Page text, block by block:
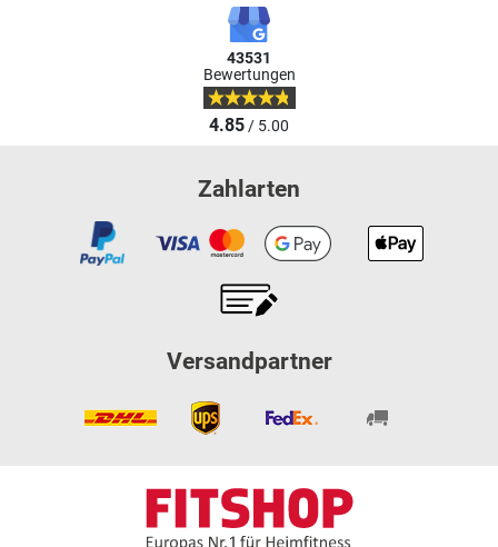
43531
Bewertungen
4.85/ 5.00
Zahlarten
Versandpartner